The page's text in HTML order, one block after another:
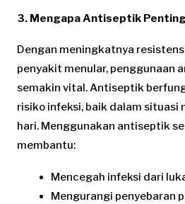
3. Mengapa Antiseptik
Dengan meningkatnya
penyakit menular, penggunaan
semakin vital. Antiseptik
risiko infeksi, baik dalam situasi
hari. Menggunakan antiseptik
membantu:
Mencegah infeksi dari
Mengurangi penyebaran